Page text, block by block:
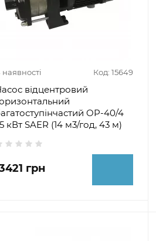
наявності Код: 15649
відцентровий
OP-40/4
кВт SAER (14 м3/год, 43 м)
грн